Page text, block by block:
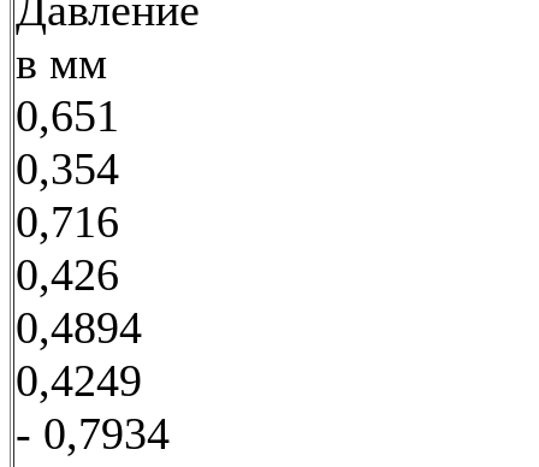
Давление
в мм
0,651
0,354
0,716
0,426
0,4894
0,4249
- 0,7934